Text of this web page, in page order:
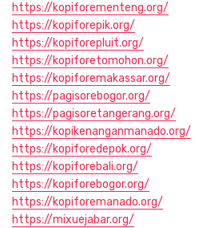
https://kopiforementeng.org/
https://kopiforepik.org/
https://kopiforepluit.org/
https://kopiforetomohon.org/
https://kopiforemakassar.org/
https://pagisorebogor.org/
https://pagisoretangerang.org/
https://kopikenanganmanado.org/
https://kopiforedepok.org/
https://kopiforebali.org/
https://kopiforebogor.org/
https://kopiforemanado.org/
https://mixuejabar.org/